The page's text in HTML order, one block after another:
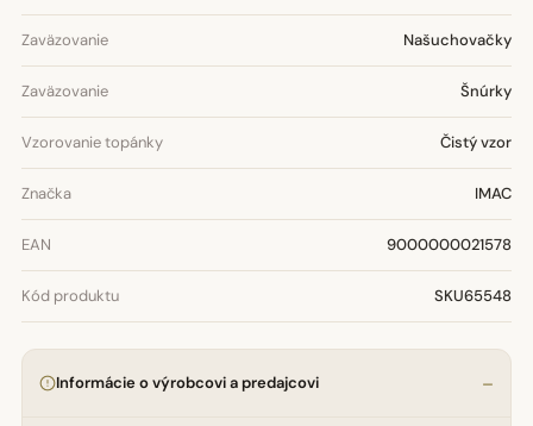
Zaväzovanie Našuchovačky
Zaväzovanie Šnúrky
Vzorovanie topánky Čistý vzor
Značka IMAC
EAN 9000000021578
Kód produktu SKU65548
Informácie o výrobcovi a predajcovi